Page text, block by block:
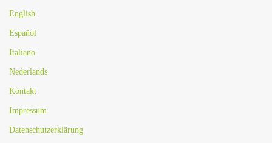
English
Español
Italiano
Nederlands
Kontakt
Impressum
Datenschutzerklärung